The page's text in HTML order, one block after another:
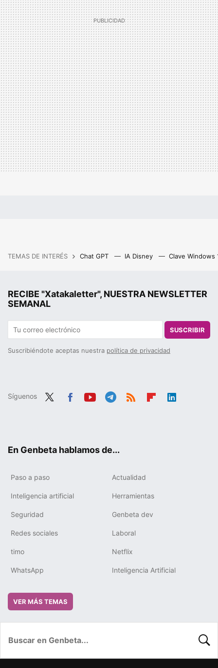
TEMAS DE INTERÉS Chat GPT IA Disney Clave Windows
RECIBE "Xatakaletter", NUESTRA NEWSLETTER
SEMANAL
SUSCRIBIR
Suscribiéndote aceptas nuestra política de privacidad
Síguenos
En Genbeta hablamos de...
Paso a paso Actualidad
Inteligencia artificial Herramientas
Seguridad Genbeta dev
Redes sociales Laboral
timo Netflix
WhatsApp Inteligencia Artificial
VER MÁS TEMAS